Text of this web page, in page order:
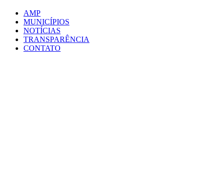
AMP
MUNICÍPIOS
NOTÍCIAS
TRANSPARÊNCIA
CONTATO